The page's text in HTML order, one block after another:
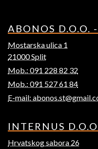
ABONOS D.O.O.
Mostarska ulica 1
21000 Split
Mob.: 091 228 82 32
Mob.: 091 527 61 84
E-mail:
INTERNUS
Hrvatskog sabora 26